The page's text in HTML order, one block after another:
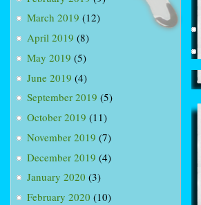
March 2019 (12)
April 2019 (8)
May 2019 (5)
June 2019 (4)
September 2019 (5)
October 2019 (11)
November 2019 (7)
December 2019 (4)
January 2020 (3)
February 2020 (10)